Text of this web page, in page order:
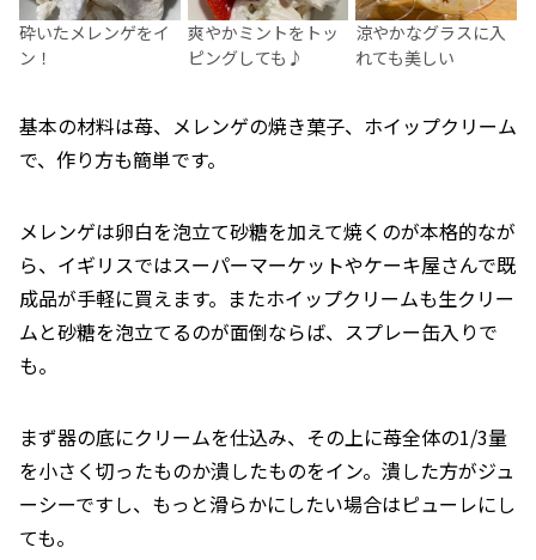
砕いたメレンゲをイ
ン！
爽やかミントをトッ
ピングしても♪
涼やかなグラスに入
れても美しい
基本の材料は苺、メレンゲの焼き菓子、ホイップクリーム
で、作り方も簡単です。
メレンゲは卵白を泡立て砂糖を加えて焼くのが本格的なが
ら、イギリスではスーパーマーケットやケーキ屋さんで既
成品が手軽に買えます。またホイップクリームも生クリー
ムと砂糖を泡立てるのが面倒ならば、スプレー缶入りで
も。
まず器の底にクリームを仕込み、その上に苺全体の1/3量
を小さく切ったものか潰したものをイン。潰した方がジュ
ーシーですし、もっと滑らかにしたい場合はピューレにし
ても。